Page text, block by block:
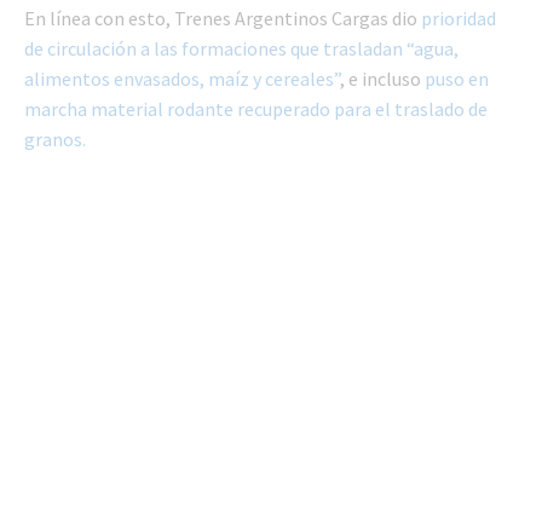
En línea con esto, Trenes Argentinos Cargas dio prioridad
de circulación a las formaciones que trasladan “agua,
alimentos envasados, maíz y cereales”, e incluso puso en
marcha material rodante recuperado para el traslado de
granos.